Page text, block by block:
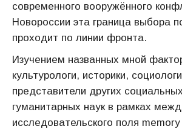
современного вооружённого
Новороссии эта граница выбора
проходит по линии фронта.
Изучением названных мной
культурологи, историки,
представители других
гуманитарных наук в рамках
исследовательского поля